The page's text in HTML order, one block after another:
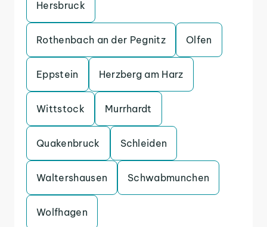
Hersbruck
Rothenbach an der Pegnitz Olfen
Eppstein Herzberg am Harz
Wittstock Murrhardt
Quakenbruck Schleiden
Waltershausen Schwabmunchen
Wolfhagen